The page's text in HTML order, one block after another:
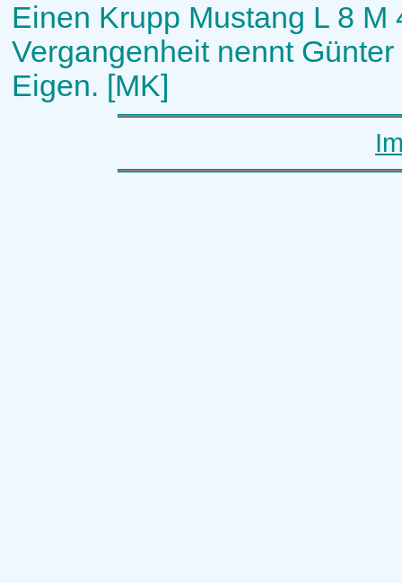
Einen Krupp Mustang L 8
Vergangenheit nennt
Eigen. [MK]